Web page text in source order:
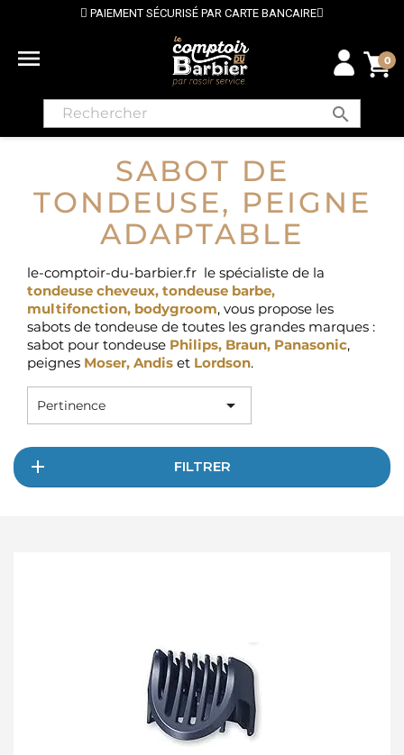
PAIEMENT SÉCURISÉ PAR CARTE BANCAIRE
 0
search
SABOT DE
TONDEUSE, PEIGNE
ADAPTABLE
le-comptoir-du-barbier.fr le spécialiste de la
tondeuse cheveux, tondeuse barbe,
multifonction, bodygroom, vous propose les
sabots de tondeuse de toutes les grandes marques :
sabot pour tondeuse Philips, Braun, Panasonic,
peignes Moser, Andis et Lordson.
Pertinence 
FILTRER